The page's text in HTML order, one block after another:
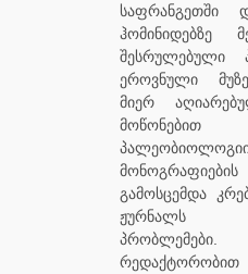
საფრანგეთში
ჰომინიდებზე
შესრულებული
ეროვნული
მიერ
გამოსცემდა
ჟურნალს